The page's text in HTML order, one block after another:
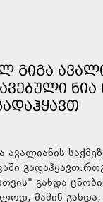
ᲒᲘᲒᲐ
ᲜᲘᲐ
ავალიანის
გახდა
მაშინ